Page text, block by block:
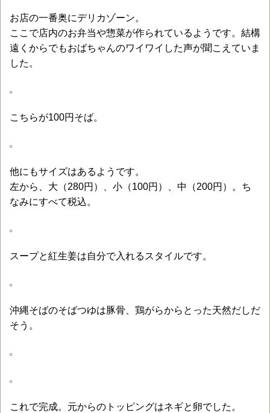
お店の一番奥にデリカゾーン。
ここで店内のお弁当や惣菜が作られているようです。結構
遠くからでもおばちゃんのワイワイした声が聞こえていま
した。
こちらが100円そば。
他にもサイズはあるようです。
左から、大（280円）、小（100円）、中（200円）。ち
なみにすべて税込。
スープと紅生姜は自分で入れるスタイルです。
沖縄そばのそばつゆは豚骨、鶏がらからとった天然だしだ
そう。
これで完成。元からのトッピングはネギと卵でした。